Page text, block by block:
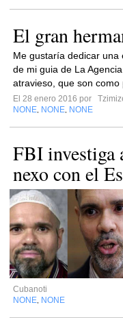
El gran
Me gustaría dedicar
de mi guia de La
atravieso, que son como
El 28 enero 2016 por
NONE NONE NONE
FBI investiga
nexo con el
Cubanoti
NONE NONE